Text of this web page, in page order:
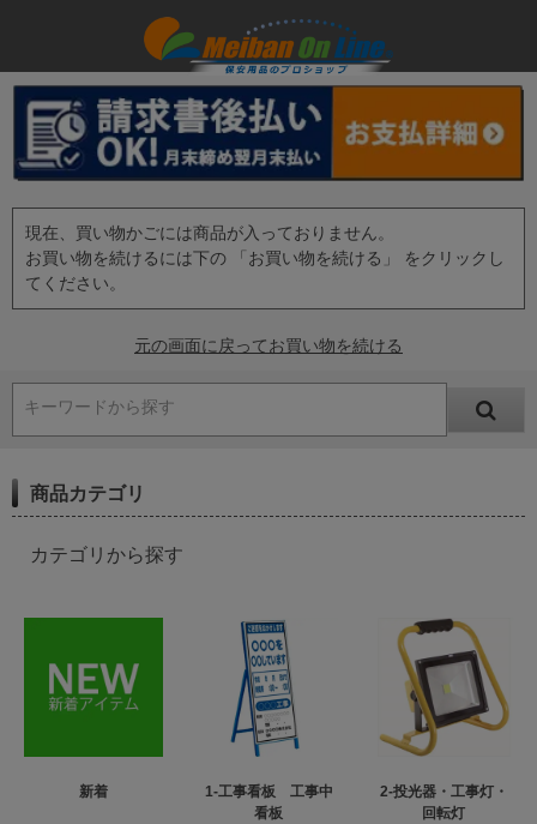
現在、買い物かごには商品が入っておりません。
お買い物を続けるには下の 「お買い物を続ける」 をクリックし
てください。
元の画面に戻ってお買い物を続ける
キーワードから探す
商品カテゴリ
カテゴリから探す
新着
1-工事看板 工事中
看板
2-投光器・工事灯・
回転灯